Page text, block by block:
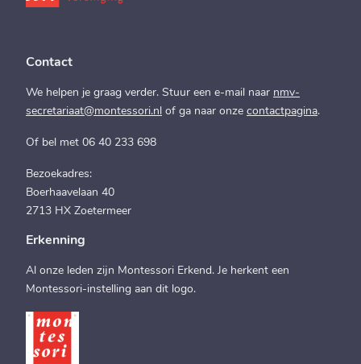
Contact
We helpen je graag verder. Stuur een e-mail naar nmv-
secretariaat@montessori.nl of ga naar onze contactpagina.
Of bel met 06 40 233 698
Bezoekadres:
Boerhaavelaan 40
2713 HX Zoetermeer
Erkenning
Al onze leden zijn Montessori Erkend. Je herkent een
Montessori-instelling aan dit logo.